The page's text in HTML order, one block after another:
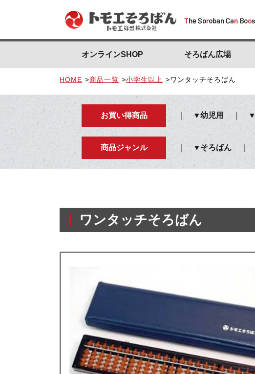
オンラインSHOP そろばん広場
HOME 商品一覧 小学生以上 ワンタッチそろばん
お買い得商品 幼児用
商品ジャンル そろばん
ワンタッチそろばん